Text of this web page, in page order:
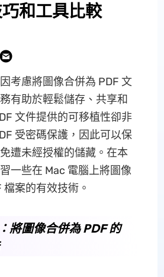
和工具比較
考慮將圖像合併為 PDF 文
有助於輕鬆儲存、共享和
文件提供的可移植性卻非
受密碼保護，因此可以保
遭未經授權的儲藏。在本
一些在 Mac 電腦上將圖像
案的有效技術。
將圖像合併為 PDF 的